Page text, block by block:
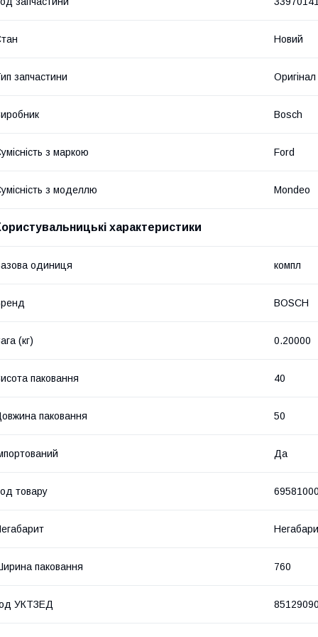
Новий
запчастини Оригінал
Bosch
з маркою Ford
з моделлю Mondeo
характеристики
одиниця компл
BOSCH
(кг) 0.20000
паковання 40
паковання 50
Да
товару
паковання 760
УКТЗЕД